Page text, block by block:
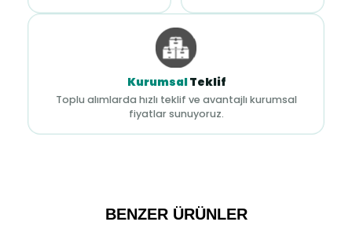
KurumsalTeklif
Toplu alımlarda hızlı teklif ve avantajlı kurumsal
fiyatlar sunuyoruz.
BENZER ÜRÜNLER